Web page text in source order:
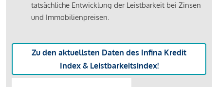
tatsächliche Entwicklung der Leistbarkeit bei Zinsen
und Immobilienpreisen.
Zu den aktuellsten Daten des Infina Kredit
Index & Leistbarkeitsindex!